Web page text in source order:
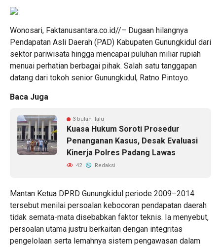
Wonosari, Faktanusantara.co.id//– Dugaan hilangnya
Pendapatan Asli Daerah (PAD) Kabupaten Gunungkidul dari
sektor pariwisata hingga mencapai puluhan miliar rupiah
menuai perhatian berbagai pihak. Salah satu tanggapan
datang dari tokoh senior Gunungkidul, Ratno Pintoyo.
Baca Juga
3 bulan lalu
Kuasa Hukum Soroti Prosedur
Penanganan Kasus, Desak Evaluasi
Kinerja Polres Padang Lawas
42 Redaksi
Mantan Ketua DPRD Gunungkidul periode 2009–2014
tersebut menilai persoalan kebocoran pendapatan daerah
tidak semata-mata disebabkan faktor teknis. Ia menyebut,
persoalan utama justru berkaitan dengan integritas
pengelolaan serta lemahnya sistem pengawasan dalam